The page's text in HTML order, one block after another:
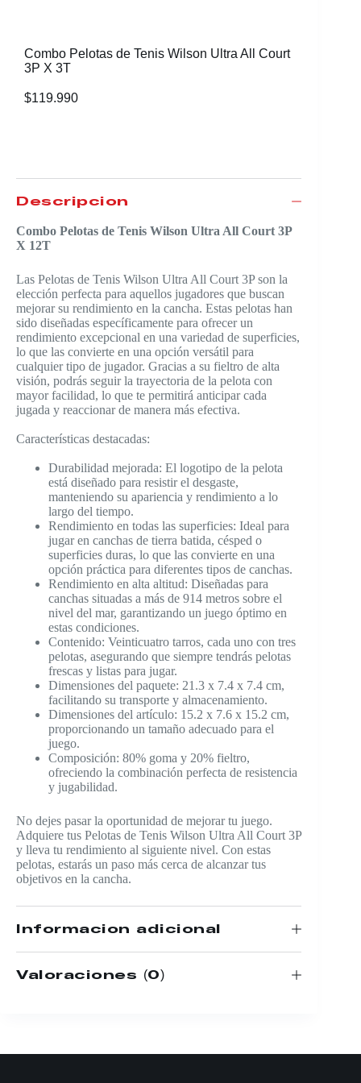
Combo Pelotas de Tenis Wilson Ultra All Court
3P X 3T
$119.990
Descripción
Combo Pelotas de Tenis Wilson Ultra All Court 3P
X 12T
Las Pelotas de Tenis Wilson Ultra All Court 3P son la
elección perfecta para aquellos jugadores que buscan
mejorar su rendimiento en la cancha. Estas pelotas han
sido diseñadas específicamente para ofrecer un
rendimiento excepcional en una variedad de superficies,
lo que las convierte en una opción versátil para
cualquier tipo de jugador. Gracias a su fieltro de alta
visión, podrás seguir la trayectoria de la pelota con
mayor facilidad, lo que te permitirá anticipar cada
jugada y reaccionar de manera más efectiva.
Características destacadas:
Durabilidad mejorada: El logotipo de la pelota
está diseñado para resistir el desgaste,
manteniendo su apariencia y rendimiento a lo
largo del tiempo.
Rendimiento en todas las superficies: Ideal para
jugar en canchas de tierra batida, césped o
superficies duras, lo que las convierte en una
opción práctica para diferentes tipos de canchas.
Rendimiento en alta altitud: Diseñadas para
canchas situadas a más de 914 metros sobre el
nivel del mar, garantizando un juego óptimo en
estas condiciones.
Contenido: Veinticuatro tarros, cada uno con tres
pelotas, asegurando que siempre tendrás pelotas
frescas y listas para jugar.
Dimensiones del paquete: 21.3 x 7.4 x 7.4 cm,
facilitando su transporte y almacenamiento.
Dimensiones del artículo: 15.2 x 7.6 x 15.2 cm,
proporcionando un tamaño adecuado para el
juego.
Composición: 80% goma y 20% fieltro,
ofreciendo la combinación perfecta de resistencia
y jugabilidad.
No dejes pasar la oportunidad de mejorar tu juego.
Adquiere tus Pelotas de Tenis Wilson Ultra All Court 3P
y lleva tu rendimiento al siguiente nivel. Con estas
pelotas, estarás un paso más cerca de alcanzar tus
objetivos en la cancha.
Información adicional
Valoraciones (0)